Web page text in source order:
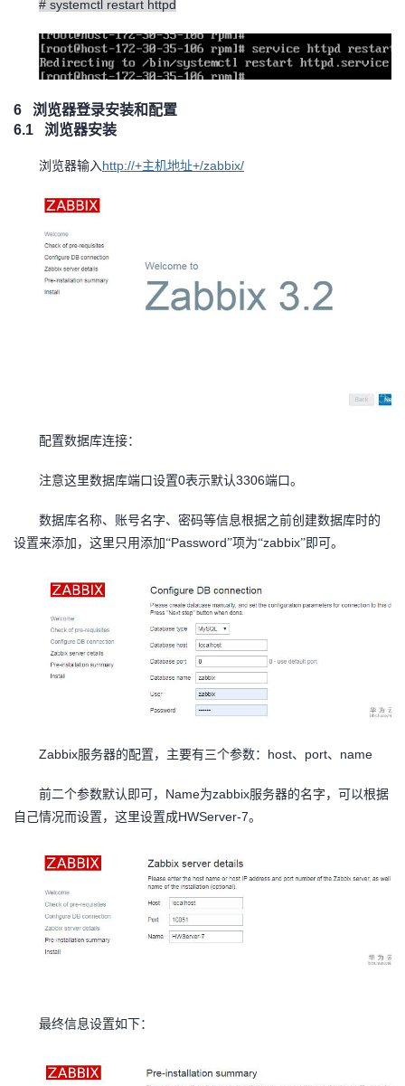
# systemctl restart httpd
6
浏览器登录安装和配置
6.1
浏览器安装
浏览器输入 http://+主机地址+/zabbix/
配置数据库连接：
注意这里数据库端口设置0表示默认3306端口。
数据库名称、账号名字、密码等信息根据之前创建数据库时的
设置来添加，这里只用添加“Password”项为“zabbix”即可。
Zabbix服务器的配置，主要有三个参数： host、 port、 name
前二个参数默认即可， Name为zabbix服务器的名字，可以根据
自己情况而设置，这里设置成HWServer-7。
最终信息设置如下：